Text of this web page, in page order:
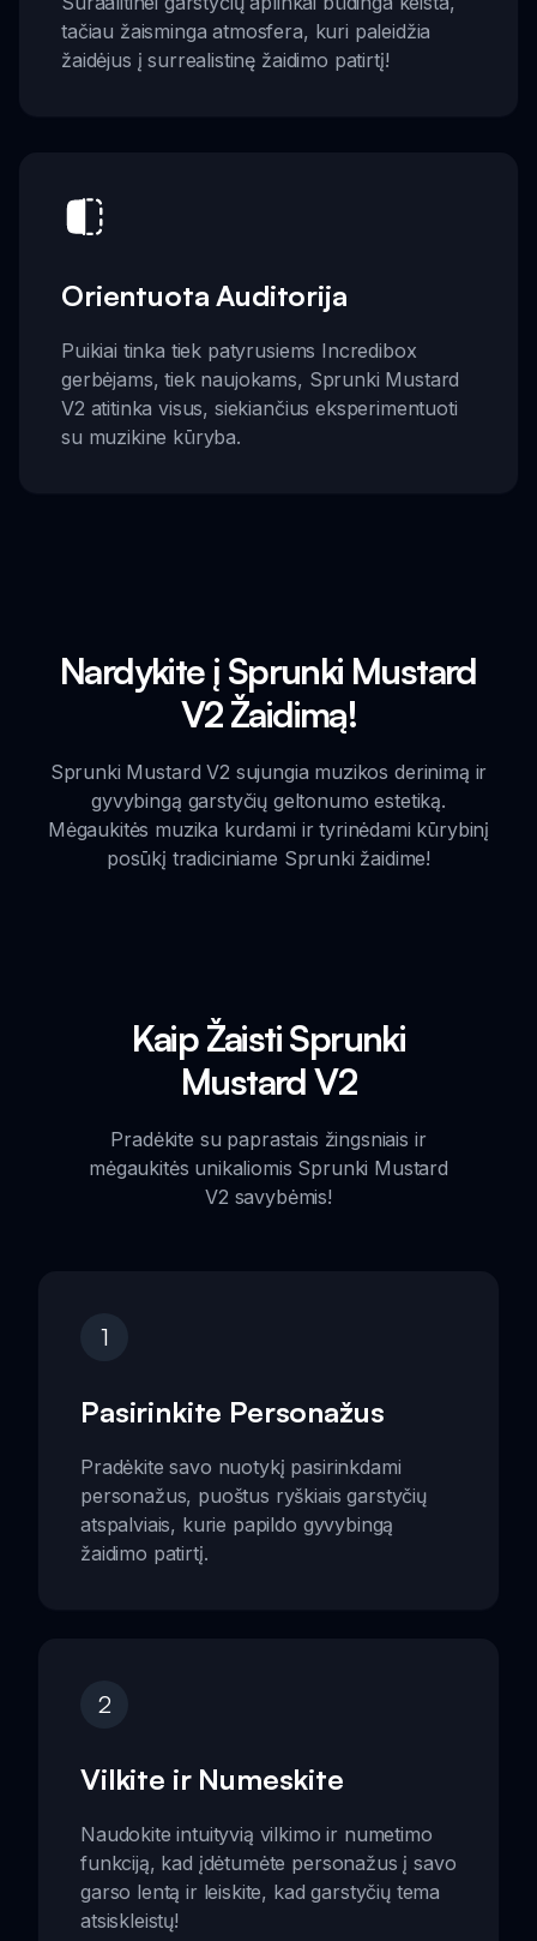
tačiau žaisminga atmosfera, kuri paleidžia
žaidėjus į surrealistinę žaidimo patirtį!
Orientuota Auditorija
Puikiai tinka tiek patyrusiems Incredibox
gerbėjams, tiek naujokams, Sprunki Mustard
V2 atitinka visus, siekiančius eksperimentuoti
su muzikine kūryba.
Nardykite į Sprunki Mustard
V2 Žaidimą!
Sprunki Mustard V2 sujungia muzikos derinimą ir
gyvybingą garstyčių geltonumo estetiką.
Mėgaukitės muzika kurdami ir tyrinėdami kūrybinį
posūkį tradiciniame Sprunki žaidime!
Kaip Žaisti Sprunki
Mustard V2
Pradėkite su paprastais žingsniais ir
mėgaukitės unikaliomis Sprunki Mustard
V2 savybėmis!
1
Pasirinkite Personažus
Pradėkite savo nuotykį pasirinkdami
personažus, puoštus ryškiais garstyčių
atspalviais, kurie papildo gyvybingą
žaidimo patirtį.
2
Vilkite ir Numeskite
Naudokite intuityvią vilkimo ir numetimo
funkciją, kad įdėtumėte personažus į savo
garso lentą ir leiskite, kad garstyčių tema
atsiskleistų!